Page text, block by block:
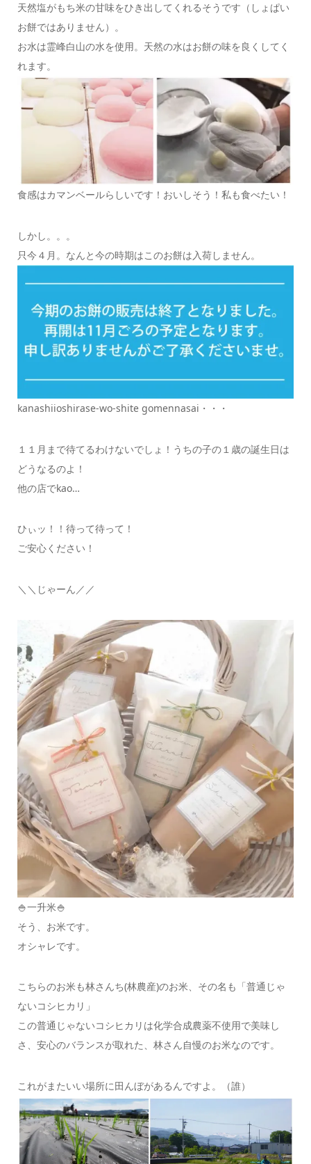
天然塩がもち米の甘味をひき出してくれるそうです（しょぱい
お餅ではありません）。
お水は霊峰白山の水を使用。天然の水はお餅の味を良くしてく
れます。
食感はカマンベールらしいです！おいしそう！私も食べたい！
しかし。。。
只今４月。なんと今の時期はこのお餅は入荷しません。
kanashiioshirase-wo-shite gomennasai・・・
１１月まで待てるわけないでしょ！うちの子の１歳の誕生日は
どうなるのよ！
他の店でkao…
ひぃッ！！待って待って！
ご安心ください！
＼＼じゃーん／／
🍚一升米🍚
そう、お米です。
オシャレです。
こちらのお米も林さんち(林農産)のお米、その名も「普通じゃ
ないコシヒカリ」
この普通じゃないコシヒカリは化学合成農薬不使用で美味し
さ、安心のバランスが取れた、林さん自慢のお米なのです。
これがまたいい場所に田んぼがあるんですよ。（誰）